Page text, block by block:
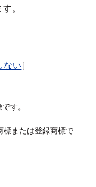
。
ない］
す。
標または登録商標で